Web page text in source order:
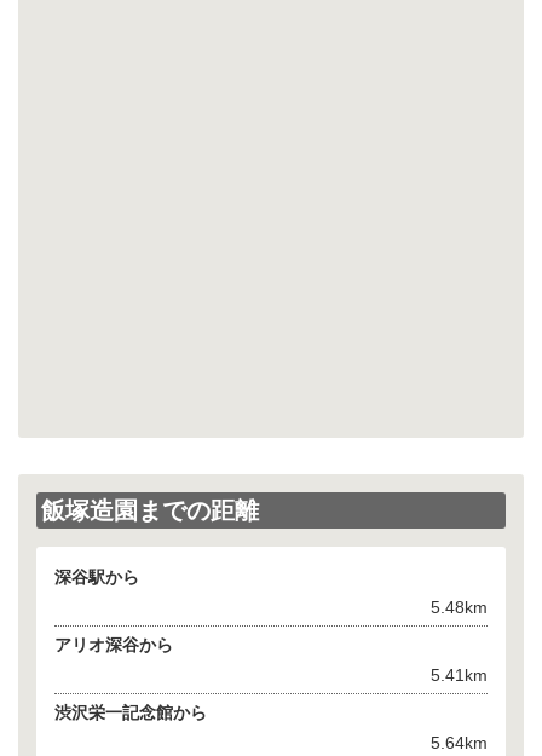
飯塚造園までの距離
深谷駅から
5.48km
アリオ深谷から
5.41km
渋沢栄一記念館から
5.64km